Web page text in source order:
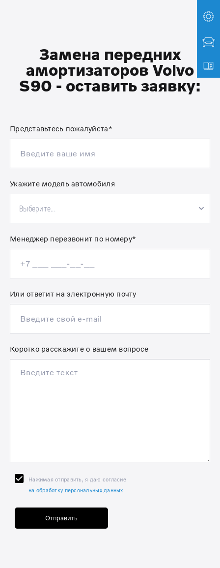
Замена передних
амортизаторов Volvo
S90 - оставить заявку:
Представьтесь пожалуйста*
Укажите модель автомобиля
Выберите...
Менеджер перезвонит по номеру*
Или ответит на электронную почту
Коротко расскажите о вашем вопросе
Нажимая отправить, я даю согласие
на обработку персональных данных
Отправить